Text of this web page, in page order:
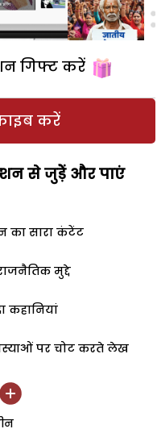
गिफ्ट करें
करें
से जुड़ेें और पाएं
का सारा कंटेंट
मुद्दे
कहानियां
पर चोट करते लेख